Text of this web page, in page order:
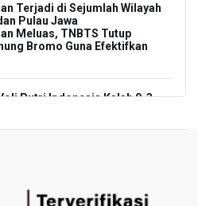
Terjadi di Sejumlah Wilayah
Pulau Jawa
Meluas, TNBTS Tutup
Bromo Guna Efektifkan
Putri Indonesia Kalah 0-3
Eks Jampidsus Febrie